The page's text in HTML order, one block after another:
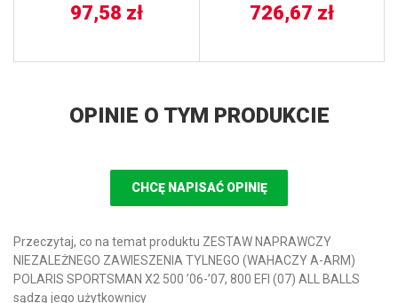
PREMIUM 925 ’20-’22
HOT RODS
97,58 zł 726,67 zł
OPINIE O TYM PRODUKCIE
CHCĘ NAPISAĆ OPINIĘ
Przeczytaj, co na temat produktu ZESTAW NAPRAWCZY
NIEZALEŻNEGO ZAWIESZENIA TYLNEGO (WAHACZY A-ARM)
POLARIS SPORTSMAN X2 500 ’06-’07, 800 EFI (07) ALL BALLS
sądzą jego użytkownicy